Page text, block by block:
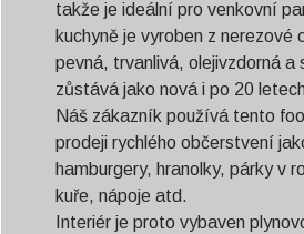
takže je ideální pro venkovní
kuchyně je vyroben z nerezové
pevná, trvanlivá, olejivzdorná a
zůstává jako nová i po 20
Náš zákazník používá tento
prodeji rychlého občerstvení
hamburgery, hranolky, párky v
kuře, nápoje atd.
Interiér je proto vybaven